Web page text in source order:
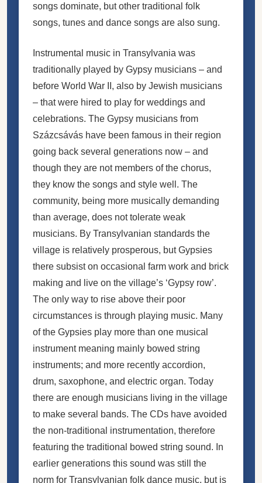
songs dominate, but other traditional folk
songs, tunes and dance songs are also sung.
Instrumental music in Transylvania was
traditionally played by Gypsy musicians – and
before World War II, also by Jewish musicians
– that were hired to play for weddings and
celebrations. The Gypsy musicians from
Százcsávás have been famous in their region
going back several generations now – and
though they are not members of the chorus,
they know the songs and style well. The
community, being more musically demanding
than average, does not tolerate weak
musicians. By Transylvanian standards the
village is relatively prosperous, but Gypsies
there subsist on occasional farm work and brick
making and live on the village’s ‘Gypsy row’.
The only way to rise above their poor
circumstances is through playing music. Many
of the Gypsies play more than one musical
instrument meaning mainly bowed string
instruments; and more recently accordion,
drum, saxophone, and electric organ. Today
there are enough musicians living in the village
to make several bands. The CDs have avoided
the non-traditional instrumentation, therefore
featuring the traditional bowed string sound. In
earlier generations this sound was still the
norm for Transylvanian folk dance music, but is